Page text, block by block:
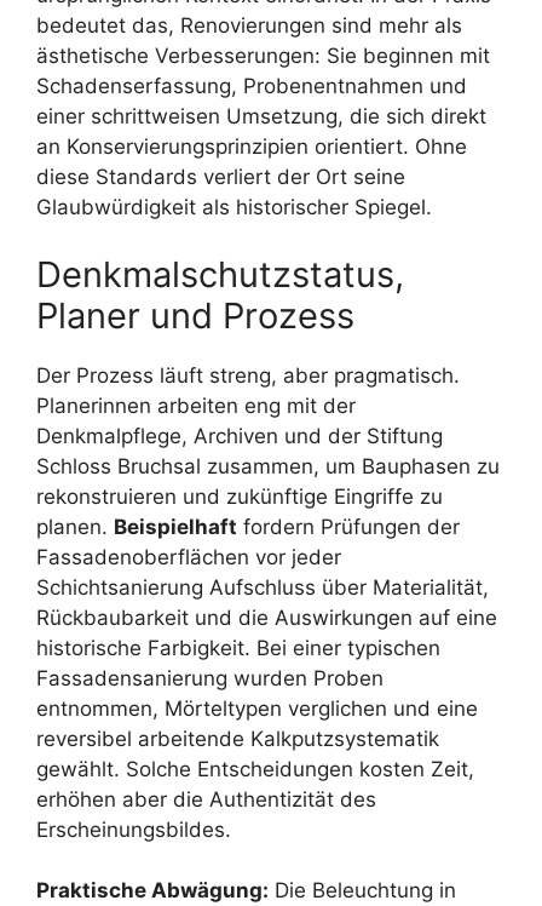
bedeutet das, Renovierungen sind mehr als
ästhetische Verbesserungen: Sie beginnen mit
Schadenserfassung, Probenentnahmen und
einer schrittweisen Umsetzung, die sich direkt
an Konservierungsprinzipien orientiert. Ohne
diese Standards verliert der Ort seine
Glaubwürdigkeit als historischer Spiegel.
Denkmalschutzstatus,
Planer und Prozess
Der Prozess läuft streng, aber pragmatisch.
Planerinnen arbeiten eng mit der
Denkmalpflege, Archiven und der Stiftung
Schloss Bruchsal zusammen, um Bauphasen zu
rekonstruieren und zukünftige Eingriffe zu
planen. Beispielhaft fordern Prüfungen der
Fassadenoberflächen vor jeder
Schichtsanierung Aufschluss über Materialität,
Rückbaubarkeit und die Auswirkungen auf eine
historische Farbigkeit. Bei einer typischen
Fassadensanierung wurden Proben
entnommen, Mörteltypen verglichen und eine
reversibel arbeitende Kalkputzsystematik
gewählt. Solche Entscheidungen kosten Zeit,
erhöhen aber die Authentizität des
Erscheinungsbildes.
Praktische Abwägung: Die Beleuchtung in